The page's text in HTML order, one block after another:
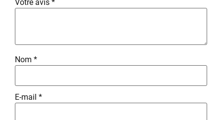
Votre avis *
Nom *
E-mail *